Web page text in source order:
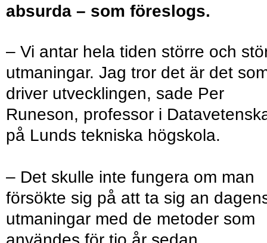
absurda – som föreslogs.
– Vi antar hela tiden större och
utmaningar. Jag tror det är det
driver utvecklingen, sade Per
Runeson, professor i
på Lunds tekniska högskola.
– Det skulle inte fungera om man
försökte sig på att ta sig an
utmaningar med de metoder som